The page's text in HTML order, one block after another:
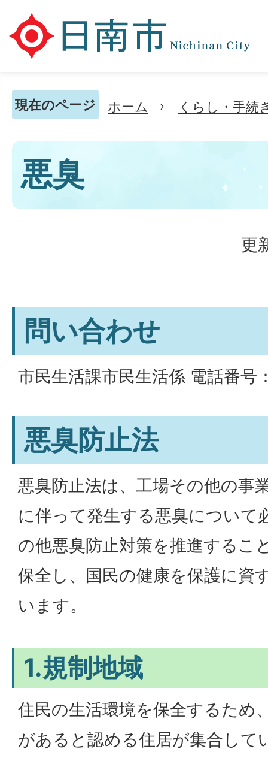
現在のページ ホーム くらし・手続
悪臭
更
問い合わせ
市民生活課市民生活係 電話番号
悪臭防止法
悪臭防止法は、工場その他の事
に伴って発生する悪臭について
の他悪臭防止対策を推進するこ
保全し、国民の健康を保護に資
います。
1.規制地域
住民の生活環境を保全するため
があると認める住居が集合して